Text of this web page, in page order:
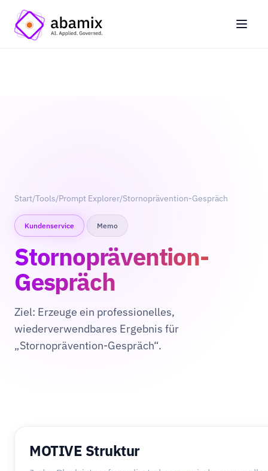
Start/Tools/Prompt Explorer/Stornoprävention-Gespräch
Kundenservice Memo
Stornoprävention-
Gespräch
Ziel: Erzeuge ein professionelles,
wiederverwendbares Ergebnis für
„Stornoprävention-Gespräch“.
MOTIVE Struktur